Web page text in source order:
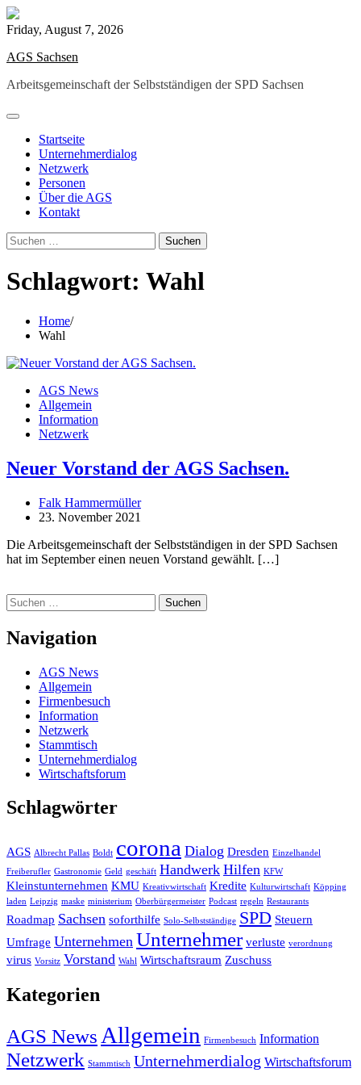
Skip
to
Friday, August 7, 2026
AGS Sachsen
Arbeitsgemeinschaft der Selbstständigen der SPD Sachsen
Startseite
Unternehmerdialog
Netzwerk
Personen
Über die AGS
Kontakt
Suchen
nach:
Schlagwort: Wahl
Home
Wahl
AGS News
Allgemein
Information
Netzwerk
Neuer Vorstand der AGS Sachsen.
Falk Hammermüller
23. November 2021
Die Arbeitsgemeinschaft der Selbstständigen in der SPD Sachsen
hat im September einen neuen Vorstand gewählt. […]
Suchen
nach:
Navigation
AGS News
Allgemein
Firmenbesuch
Information
Netzwerk
Stammtisch
Unternehmerdialog
Wirtschaftsforum
Schlagwörter
AGS Albrecht Pallas Boldt corona Dialog Dresden Einzelhandel
Freiberufler Gastronomie Geld geschäft Handwerk Hilfen KFW
Kleinstunternehmen KMU Kreativwirtschaft Kredite Kulturwirtschaft Köpping
laden Leipzig maske ministerium Oberbürgermeister Podcast regeln Restaurants
Roadmap Sachsen soforthilfe Solo-Selbstständige SPD Steuern
Umfrage Unternehmen Unternehmer verluste verordnung
virus Vorsitz Vorstand Wahl Wirtschaftsraum Zuschuss
Kategorien
AGS News Allgemein Firmenbesuch Information
Netzwerk Stammtisch Unternehmerdialog Wirtschaftsforum